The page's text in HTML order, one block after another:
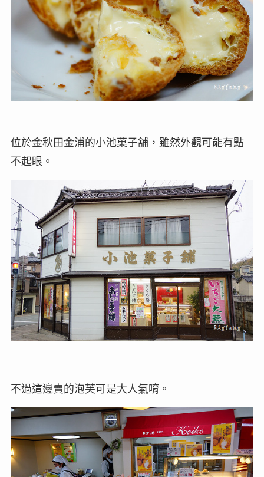
位於金秋田金浦的小池菓子舖，雖然外觀可能有點
不起眼。
不過這邊賣的泡芙可是大人氣唷。